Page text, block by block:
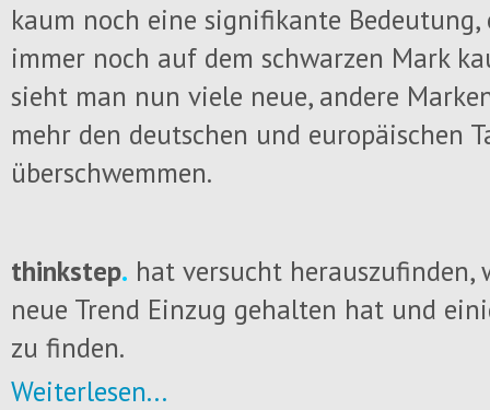
kaum noch eine signifikante
immer noch auf dem schwarzen Mark
sieht man nun viele neue, andere
mehr den deutschen und europäischen
überschwemmen.
thinkstep. hat versucht herauszufinden,
neue Trend Einzug gehalten hat und
zu finden.
Weiterlesen...